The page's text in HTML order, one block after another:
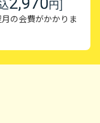
の会費がかかりま